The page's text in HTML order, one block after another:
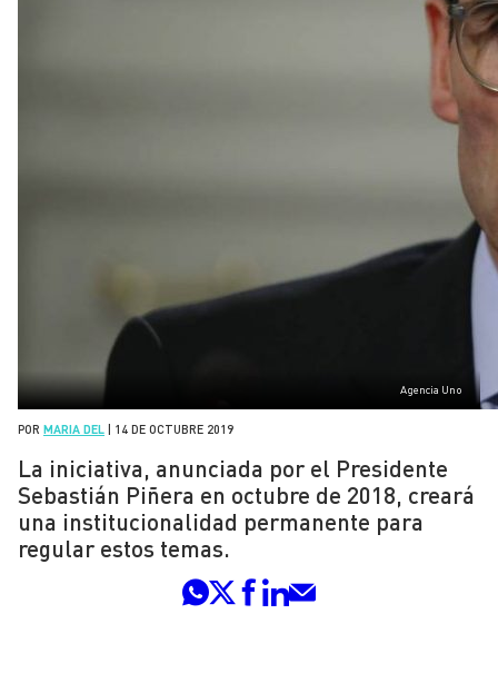
Agencia Uno
POR MARIA DEL 14 DE OCTUBRE 2019
La iniciativa, anunciada por el Presidente
Sebastián Piñera en octubre de 2018, creará
una institucionalidad permanente para
regular estos temas.